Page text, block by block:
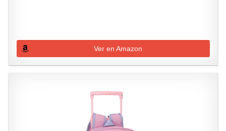
Ver en Amazon